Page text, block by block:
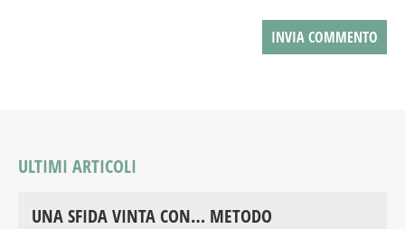
ULTIMI ARTICOLI
UNA SFIDA VINTA CON… METODO